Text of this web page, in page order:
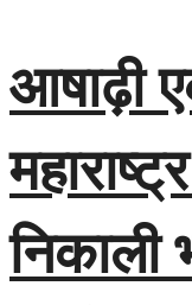
आषाढ़ी
निकाली